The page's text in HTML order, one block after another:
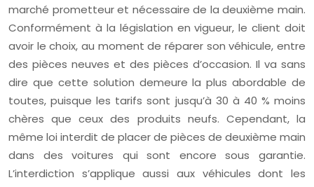
marché prometteur et nécessaire de la deuxième main.
Conformément à la législation en vigueur, le client doit
avoir le choix, au moment de réparer son véhicule, entre
des pièces neuves et des pièces d’occasion. Il va sans
dire que cette solution demeure la plus abordable de
toutes, puisque les tarifs sont jusqu’à 30 à 40 % moins
chères que ceux des produits neufs. Cependant, la
même loi interdit de placer de pièces de deuxième main
dans des voitures qui sont encore sous garantie.
L’interdiction s’applique aussi aux véhicules dont les